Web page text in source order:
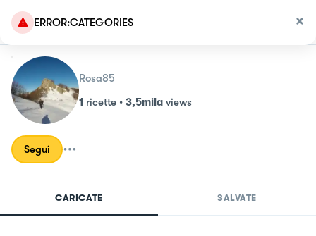
ERROR:CATEGORIES
Rosa85
1 ricette • 3,5mila views
Segui
CARICATE SALVATE